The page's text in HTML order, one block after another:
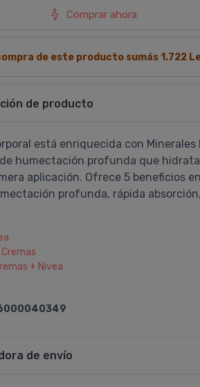
Comprar ahora
de este producto sumás 1.722
de producto
está enriquecida con Minerales
humectación profunda que
aplicación. Ofrece 5 beneficios
profunda, rápida
Cremas
+ Nivea
de envío